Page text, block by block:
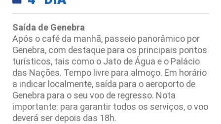
Saída de Genebra
Após o café da manhã, passeio panorâmico por
Genebra, com destaque para os principais pontos
turísticos, tais como o Jato de Água e o Palácio
das Nações. Tempo livre para almoço. Em horário
a indicar localmente, saída para o aeroporto de
Genebra para o seu voo de regresso. Nota
importante: para garantir todos os serviços, o voo
deverá ser depois das 18h.